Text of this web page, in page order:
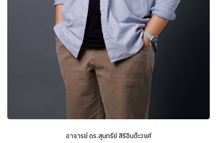
อาจารย์ ดร.สุนทรีย์ สิริอินต๊ะวงศ์